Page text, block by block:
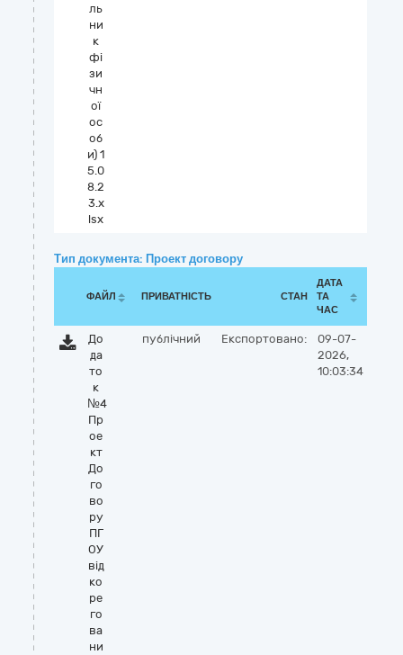
ль
ни
к
фі
зи
чн
ої
ос
об
и) 1
5.0
8.2
3.x
lsx
Тип документа: Проект договору
ФАЙЛ ПРИВАТНІСТЬ СТАН
ДАТА
ТА
ЧАС
До
да
то
к
№4
Пр
ое
кт
До
го
во
ру
ПГ
ОУ
від
ко
ре
го
ва
ни
публічний Експортовано:
09-07-
2026,
10:03:34